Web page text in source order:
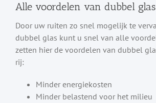
Alle voordelen van dubbel
Door uw ruiten zo snel mogelijk te
dubbel glas kunt u snel van alle
zetten hier de voordelen van dubbel
rij:
Minder energiekosten
Minder belastend voor het milieu